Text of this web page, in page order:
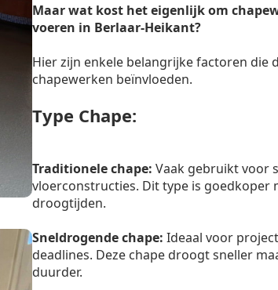
Maar wat kost het eigenlijk om
voeren in Berlaar-Heikant?
Hier zijn enkele belangrijke factoren die
chapewerken beïnvloeden.
Type Chape:
Traditionele chape: Vaak gebruikt voor
vloerconstructies. Dit type is goedkoper
droogtijden.
Sneldrogende chape: Ideaal voor
deadlines. Deze chape droogt sneller
duurder.